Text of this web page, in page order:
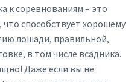
к соревнованиям – это
способствует хорошему
лошади, правильной,
в том числе всадника.
Даже если вы не